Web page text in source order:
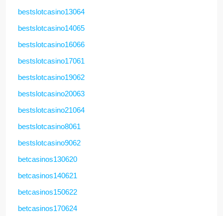
bestslotcasino13064
bestslotcasino14065
bestslotcasino16066
bestslotcasino17061
bestslotcasino19062
bestslotcasino20063
bestslotcasino21064
bestslotcasino8061
bestslotcasino9062
betcasinos130620
betcasinos140621
betcasinos150622
betcasinos170624